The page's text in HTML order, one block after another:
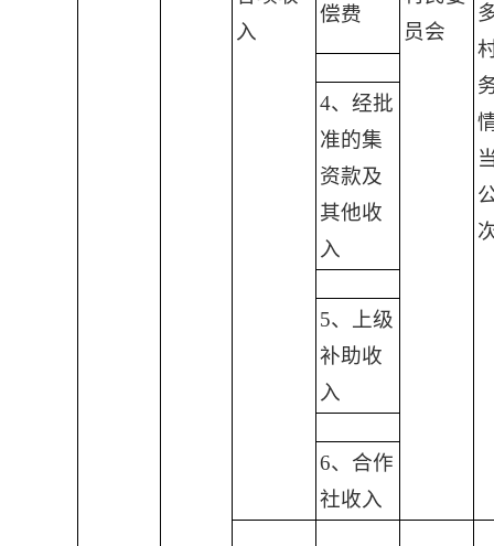
入
员会
偿费
4、经批
准的集
资款及
其他收
入
5、上级
补助收
入
6、合作
社收入